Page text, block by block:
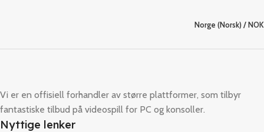
Norge (Norsk) / NOK
Vi er en offisiell forhandler av større plattformer, som tilbyr
fantastiske tilbud på videospill for PC og konsoller.
Nyttige lenker